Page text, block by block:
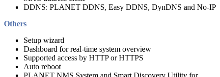
DDNS: PLANET DDNS, Easy DDNS, DynDNS and No-IP
Others
Setup wizard
Dashboard for real-time system overview
Supported access by HTTP or HTTPS
Auto reboot
PLANET NMS System and Smart Discovery Utility for